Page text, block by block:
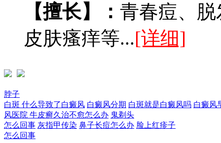
【擅长】： 青春痘、
皮肤瘙痒等...[详细]
脖子
白斑 什么导致了白癜风 白癜风分期 白斑就是白癜风吗 白癜风
风医院 牛皮癣久治不愈怎么办 鬼剃头
怎么回事 灰指甲传染 鼻子长痘怎么办 脸上红疹子
怎么回事